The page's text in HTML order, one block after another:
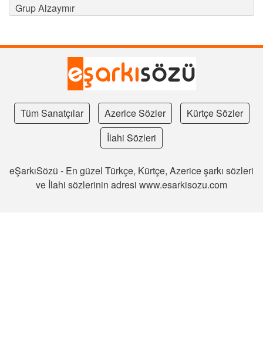
Grup Alzaymır
Tüm Sanatçılar Azerice Sözler
Kürtçe Sözler
İlahi Sözleri
eŞarkıSözü - En güzel Türkçe, Kürtçe, Azerice şarkı sözleri
ve İlahi sözlerinin adresi www.esarkisozu.com